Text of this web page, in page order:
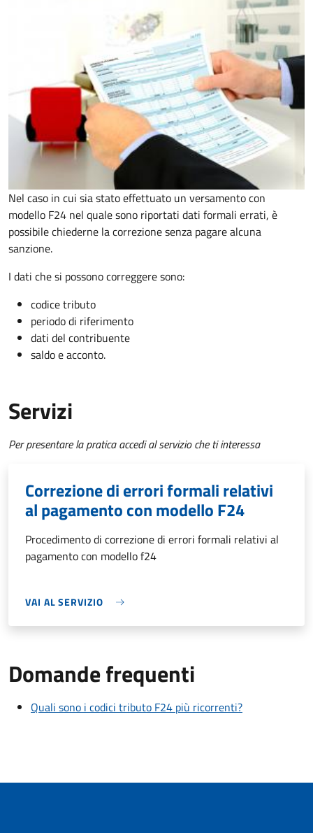
Nel caso in cui sia stato effettuato un versamento con
modello F24 nel quale sono riportati dati formali errati, è
possibile chiederne la correzione senza pagare alcuna
sanzione.
I dati che si possono correggere sono:
codice tributo
periodo di riferimento
dati del contribuente
saldo e acconto.
Servizi
Per presentare la pratica accedi al servizio che ti interessa
Correzione di errori formali relativi
al pagamento con modello F24
Procedimento di correzione di errori formali relativi al
pagamento con modello f24
VAI AL SERVIZIO
Domande frequenti
Quali sono i codici tributo F24 più ricorrenti?